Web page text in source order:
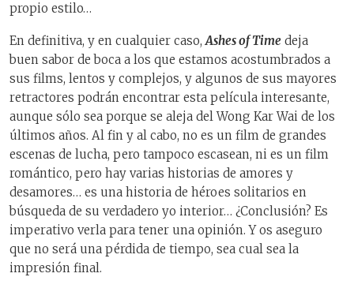
propio estilo…
En definitiva, y en cualquier caso,Ashes of Time deja
buen sabor de boca a los que estamos acostumbrados a
sus films, lentos y complejos, y algunos de sus mayores
retractores podrán encontrar esta película interesante,
aunque sólo sea porque se aleja del Wong Kar Wai de los
últimos años. Al fin y al cabo, no es un film de grandes
escenas de lucha, pero tampoco escasean, ni es un film
romántico, pero hay varias historias de amores y
desamores… es una historia de héroes solitarios en
búsqueda de su verdadero yo interior… ¿Conclusión? Es
imperativo verla para tener una opinión. Y os aseguro
que no será una pérdida de tiempo, sea cual sea la
impresión final.